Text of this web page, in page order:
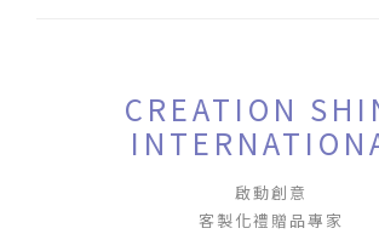
CREATION
啟動創意
客製化禮贈品專家